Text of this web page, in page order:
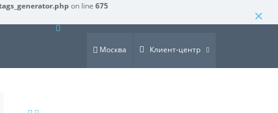
on line 675
×
Москва Клиент-центр